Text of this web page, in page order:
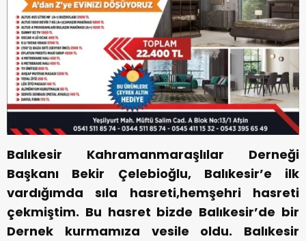
Balıkesir Kahramanmaraşlılar Derneği
Başkanı Bekir Çelebioğlu, Balıkesir’e ilk
vardığımda sıla hasreti,hemşehri hasreti
çekmiştim. Bu hasret bizde Balıkesir’de bir
Dernek kurmamıza vesile oldu. Balıkesir